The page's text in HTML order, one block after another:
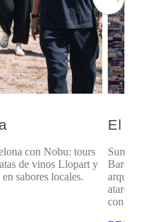
con Nobu: tours
de vinos Llopart y
sabores locales.
El
atardecer
con